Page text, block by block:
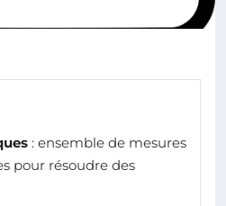
: ensemble de mesures
pour résoudre des